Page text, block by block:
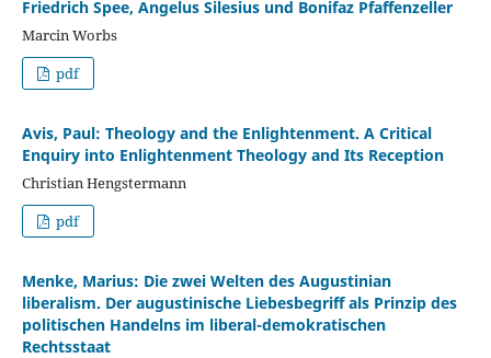
Friedrich Spee, Angelus Silesius und Bonifaz Pfaffenzeller
Marcin Worbs
pdf
Avis, Paul: Theology and the Enlightenment. A Critical
Enquiry into Enlightenment Theology and Its Reception
Christian Hengstermann
pdf
Menke, Marius: Die zwei Welten des Augustinian
liberalism. Der augustinische Liebesbegriff als Prinzip des
politischen Handelns im liberal-demokratischen
Rechtsstaat